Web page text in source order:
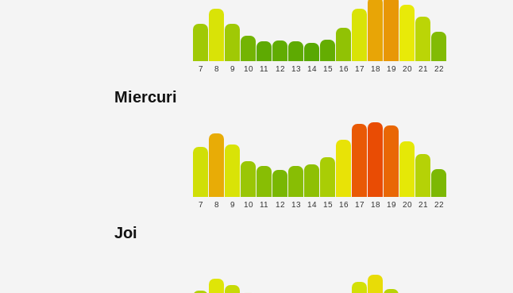
7 8 9 10 11 12 13 14 15 16 17 18 19 20 21 22
Miercuri
7 8 9 10 11 12 13 14 15 16 17 18 19 20 21 22
Joi